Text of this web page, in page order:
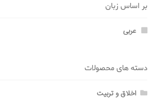
بر اساس زبان
عربی
دسته های محصولات
اخلاق و تربیت